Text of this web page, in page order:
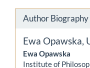
Author Biography
Ewa Opawska,
Ewa Opawska
Institute of